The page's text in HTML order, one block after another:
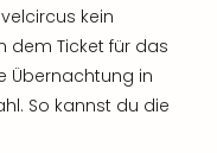
kein
dem Ticket für das
Übernachtung in
So kannst du die